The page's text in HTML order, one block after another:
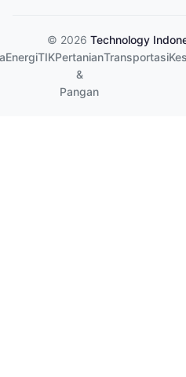
© 2026 Technology
EnergiTIKPertanian
&
Pangan
Transportasi